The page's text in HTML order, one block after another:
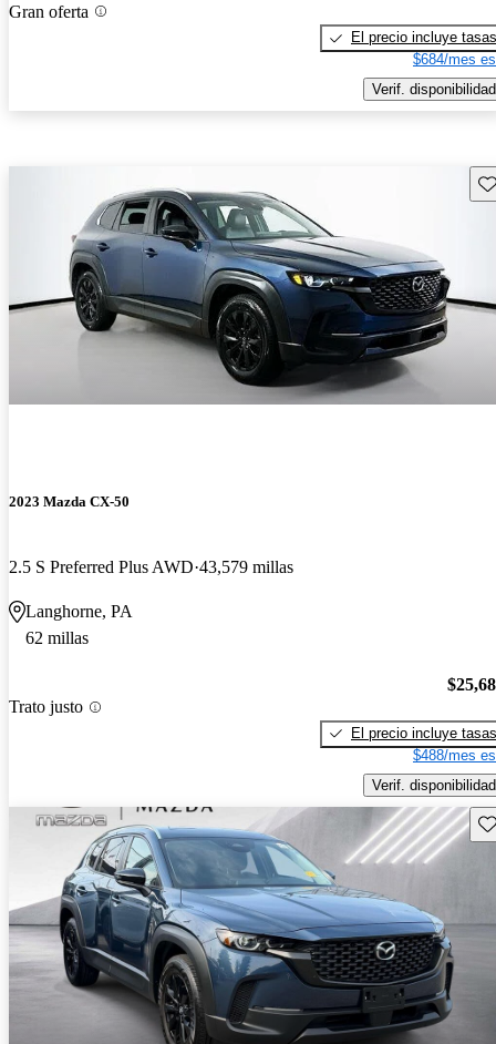
Gran oferta
El precio incluye tasas
$684/mes
Verif. disponibilidad
2023 Mazda CX-50
2.5 S Preferred Plus AWD 43,579 millas
Langhorne, PA
62 millas
Trato justo
El precio incluye tasas
$488/mes
Verif. disponibilidad